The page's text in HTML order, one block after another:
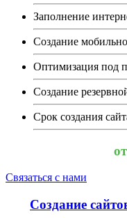
Заполнение
Создание
Оптимизация под
Создание
Срок создания
Связаться с нами
Создание